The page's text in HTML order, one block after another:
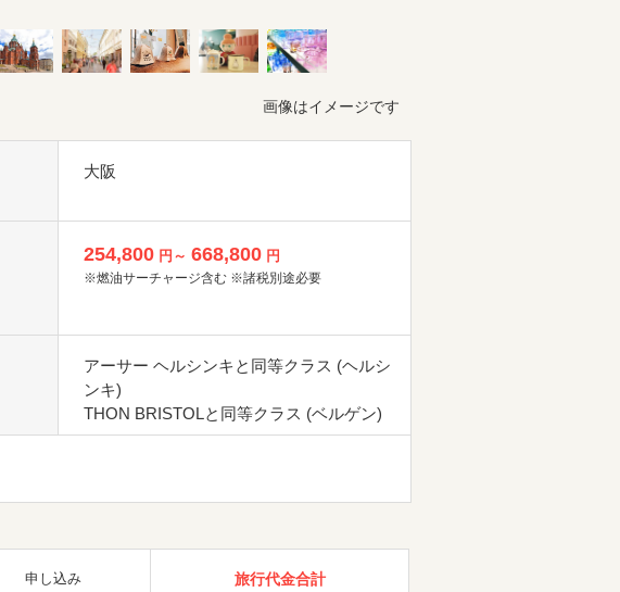
画像はイメージです
大阪
254,800 円～ 668,800 円
※燃油サーチャージ含む ※諸税別途必要
アーサー ヘルシンキと同等クラス (ヘルシ
ンキ)
THON BRISTOLと同等クラス (ベルゲン)
申し込み
旅行代金合計